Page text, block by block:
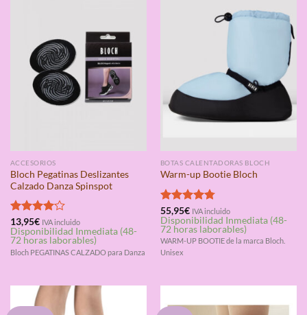
ACCESORIOS
Bloch Pegatinas Deslizantes
Calzado Danza Spinspot
Valorado
con4.00
de 5
13,95€ IVA incluido
Disponibilidad Inmediata (48-
72 horas laborables)
Bloch PEGATINAS CALZADO para Danza
BOTAS CALENTADORAS BLOCH
Warm-up Bootie Bloch
Valorado
con4.75
de 5
55,95€ IVA incluido
Disponibilidad Inmediata (48-
72 horas laborables)
WARM-UP BOOTIE de la marca Bloch.
Unisex